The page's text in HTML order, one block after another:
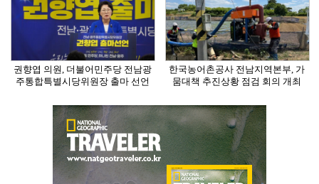
권향엽 의원, 더불어민주당 전남광
주통합특별시당위원장 출마 선언
한국농어촌공사 전남지역본부, 가
뭄대책 추진상황 점검 회의 개최